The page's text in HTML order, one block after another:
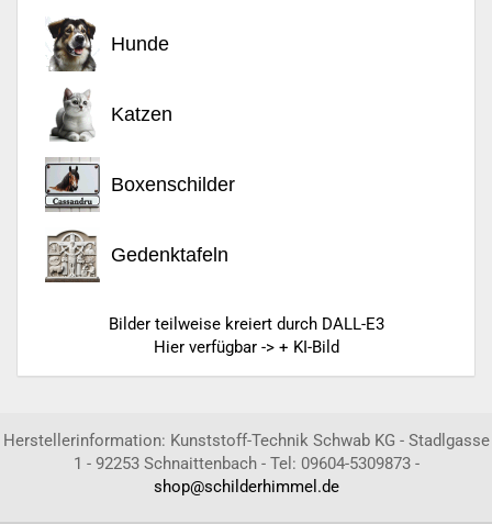
Hunde
Katzen
Boxenschilder
Gedenktafeln
Bilder teilweise kreiert durch DALL-E3
Hier verfügbar -> + KI-Bild
Herstellerinformation: Kunststoff-Technik Schwab KG - Stadlgasse
1 - 92253 Schnaittenbach - Tel: 09604-5309873 -
shop@schilderhimmel.de